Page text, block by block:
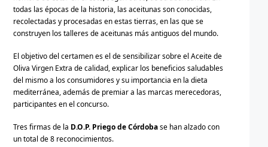
todas las épocas de la historia, las aceitunas son conocidas,
recolectadas y procesadas en estas tierras, en las que se
construyen los talleres de aceitunas más antiguos del mundo.
El objetivo del certamen es el de sensibilizar sobre el Aceite de
Oliva Virgen Extra de calidad, explicar los beneficios saludables
del mismo a los consumidores y su importancia en la dieta
mediterránea, además de premiar a las marcas merecedoras,
participantes en el concurso.
Tres firmas de la D.O.P. Priego de Córdobase han alzado con
un total de 8 reconocimientos.